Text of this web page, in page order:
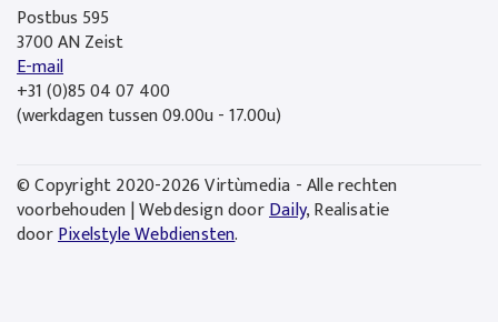
Postbus 595
3700 AN Zeist
E-mail
+31 (0)85 04 07 400
(werkdagen tussen 09.00u - 17.00u)
© Copyright 2020-2026 Virtùmedia - Alle rechten
voorbehouden | Webdesign doorDaily, Realisatie
doorPixelstyle Webdiensten.